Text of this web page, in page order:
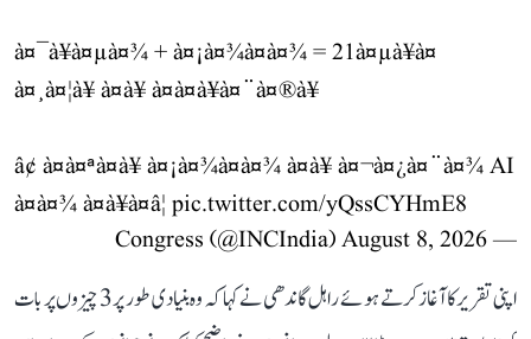
à¤¯à¥à¤µà¤¾ + à¤¡à¤¾à¤à¤¾ = 21à¤µà¥à¤
à¤¸à¤¦à¥ à¤à¥ à¤à¤à¥à¤¨à¤®à¥
â¢ à¤à¤ªà¤à¥ à¤¡à¤¾à¤à¤¾ à¤à¥ à¤¬à¤¿à¤¨à¤¾ AI
à¤à¤¾ à¤à¥à¤â¦ pic.twitter.com/yQssCYHmE8
— Congress (@INCIndia)
August 8, 2026
اپنی تقریر کا آغاز کرتے ہوئے راہل گاندھی نے کہا کہ وہ بنیادی طور پر 3 چیزوں پر بات